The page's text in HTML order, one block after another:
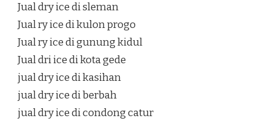
Jual dry ice di sleman
Jual ry ice di kulon progo
Jual ry ice di gunung kidul
Jual dri ice di kota gede
jual dry ice di kasihan
jual dry ice di berbah
jual dry ice di condong catur